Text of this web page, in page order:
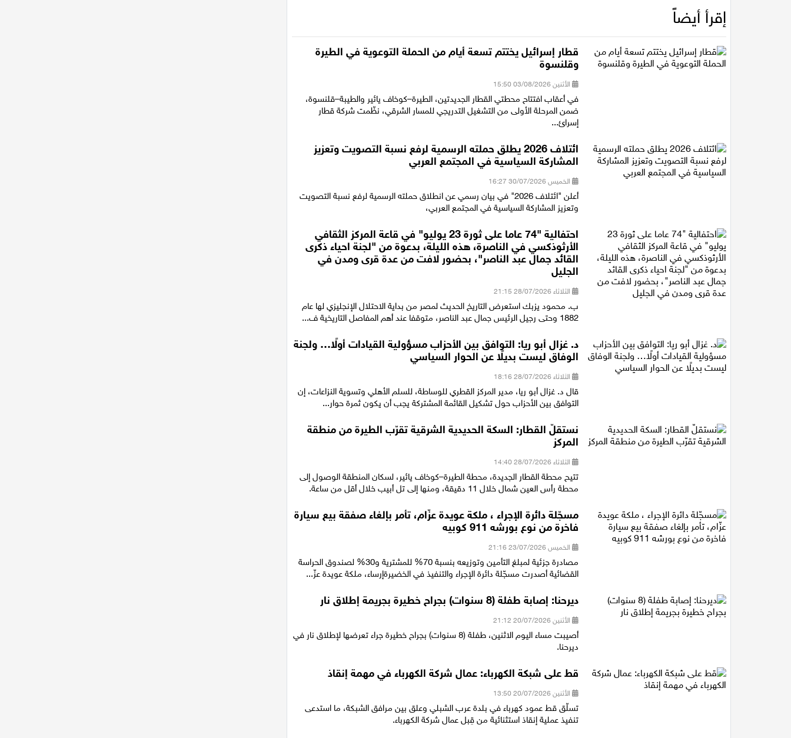
إقرأ أيضاً
قطار إسرائيل يختتم تسعة أيام من الحملة التوعوية في الطيرة
وقلنسوة
الأثنين 03/08/2026 15:50
في أعقاب افتتاح محطتي القطار الجديدتين، الطيرة–كوخاف يائير والطيبة–قلنسوة،
ضمن المرحلة الأولى من التشغيل التدريجي للمسار الشرقي، نظّمت شركة قطار
إسرائ...
ائتلاف 2026 يطلق حملته الرسمية لرفع نسبة التصويت وتعزيز
المشاركة السياسية في المجتمع العربي
الخميس 30/07/2026 16:27
أعلن "ائتلاف 2026" في بيان رسمي عن انطلاق حملته الرسمية لرفع نسبة التصويت
وتعزيز المشاركة السياسية في المجتمع العربي،
احتفالية "74 عاما على ثورة 23 يوليو" في قاعة المركز الثقافي
الأرثوذكسي في الناصرة، هذه الليلة، بدعوة من "لجنة احياء ذكرى
القائد جمال عبد الناصر"، بحضور لافت من عدة قرى ومدن في
الجليل
الثلاثاء 28/07/2026 21:15
ب. محمود يزبك استعرض التاريخ الحديث لمصر من بداية الاحتلال الإنجليزي لها عام
1882 وحتى رجيل الرئيس جمال عبد الناصر، متوقفا عند أهم المفاصل التاريخية ف...
د. غزال أبو ريا: التوافق بين الأحزاب مسؤولية القيادات أولًا… ولجنة
الوفاق ليست بديلًا عن الحوار السياسي
الثلاثاء 28/07/2026 18:16
قال د. غزال أبو ريا، مدير المركز القطري للوساطة، للسلم الأهلي وتسوية النزاعات، إن
التوافق بين الأحزاب حول تشكيل القائمة المشتركة يجب أن يكون ثمرة حوار...
نستقلّ القطار: السكة الحديدية الشرقية تقرّب الطيرة من منطقة
المركز
الثلاثاء 28/07/2026 14:40
تتيح محطة القطار الجديدة، محطة الطيرة–كوخاف يائير، لسكان المنطقة الوصول إلى
محطة رأس العين شمال خلال 11 دقيقة، ومنها إلى تل أبيب خلال أقل من ساعة.
مسجّلة دائرة الإجراء ، ملكة عويدة عزّام، تأمر بإلغاء صفقة بيع سيارة
فاخرة من نوع بورشه 911 كوبيه
الخميس 23/07/2026 21:16
مصادرة جزئية لمبلغ التأمين وتوزيعه بنسبة 70% للمشترية و30% لصندوق الحراسة
القضائية أصدرت مسجّلة دائرة الإجراء والتنفيذ في الخضيرةإرساء، ملكة عويدة عزّ...
ديرحنا: إصابة طفلة (8 سنوات) بجراح خطيرة بجريمة إطلاق نار
الأثنين 20/07/2026 21:12
أصيبت مساء اليوم الاثنين، طفلة (8 سنوات) بجراح خطيرة جراء تعرضها لإطلاق نار في
ديرحنا.
قط على شبكة الكهرباء: عمال شركة الكهرباء في مهمة إنقاذ
الأثنين 20/07/2026 13:50
تسلّق قط عمود كهرباء في بلدة عرب الشبلي وعلق بين مرافق الشبكة، ما استدعى
تنفيذ عملية إنقاذ استثنائية من قِبل عمال شركة الكهرباء.